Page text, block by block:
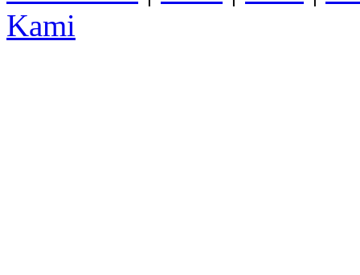
Kami